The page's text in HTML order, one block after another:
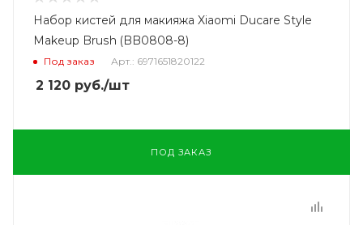
Набор кистей для макияжа Xiaomi Ducare Style
Makeup Brush (BB0808-8)
Под заказ Арт.: 6971651820122
2 120 руб./шт
ПОД ЗАКАЗ